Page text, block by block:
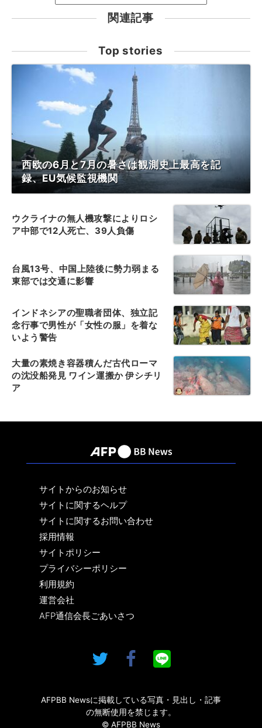
関連記事
Top stories
西欧の6月と7月の暑さは観測史上最高を記
録、EU気候監視機関
ウクライナの無人機攻撃によりロシ
ア中部で12人死亡、39人負傷
台風13号、中国上陸後に勢力弱まる
東部では交通に影響
インドネシアの聖職者団体、独立記
念行事で男性が「女性の服」を着な
いよう警告
大量の素焼き容器積んだ古代ローマ
の沈没船発見 ワイン運搬か 伊シチリ
ア
サイトからのお知らせ
サイトに関するヘルプ
サイトに関するお問い合わせ
採用情報
サイトポリシー
プライバシーポリシー
利用規約
運営会社
AFP通信会長ごあいさつ
AFPBB Newsに掲載している写真・見出し・記事
の無断使用を禁じます。
© AFPBB News